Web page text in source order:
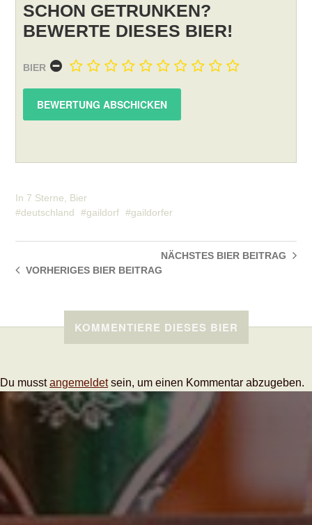
SCHON GETRUNKEN?
BEWERTE DIESES BIER!
BIER
In 7 Sterne
Bier
deutschland
gaildorf gaildorfer
NÄCHSTES BIERBEITRAG
VORHERIGES BIER BEITRAG
KOMMENTIERE DIESES BIER
Du musstangemeldetsein, um einen Kommentar abzugeben.